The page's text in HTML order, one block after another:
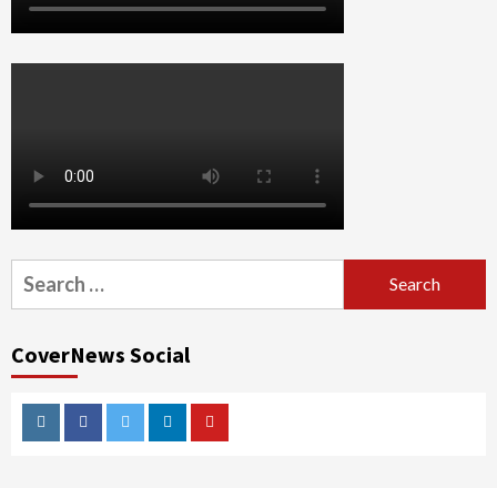
Search
for:
CoverNews Social
InstagramFacebookTwitterLinkedinYoutube